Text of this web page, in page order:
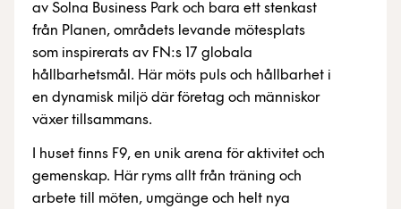
av Solna Business Park och bara ett stenkast
från Planen, områdets levande mötesplats
som inspirerats av FN:s 17 globala
hållbarhetsmål. Här möts puls och hållbarhet i
en dynamisk miljö där företag och människor
växer tillsammans.
I huset finns F9, en unik arena för aktivitet och
gemenskap. Här ryms allt från träning och
arbete till möten, umgänge och helt nya